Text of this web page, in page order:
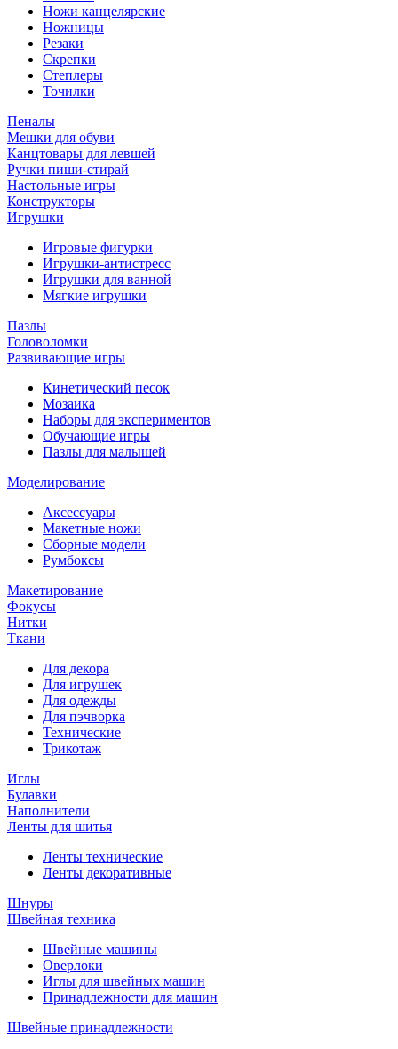
Ножи канцелярские
Ножницы
Резаки
Скрепки
Степлеры
Точилки
Пеналы
Мешки для обуви
Канцтовары для левшей
Ручки пиши-стирай
Настольные игры
Конструкторы
Игрушки
Игровые фигурки
Игрушки-антистресс
Игрушки для ванной
Мягкие игрушки
Пазлы
Головоломки
Развивающие игры
Кинетический песок
Мозаика
Наборы для экспериментов
Обучающие игры
Пазлы для малышей
Моделирование
Аксессуары
Макетные ножи
Сборные модели
Румбоксы
Макетирование
Фокусы
Нитки
Ткани
Для декора
Для игрушек
Для одежды
Для пэчворка
Технические
Трикотаж
Иглы
Булавки
Наполнители
Ленты для шитья
Ленты технические
Ленты декоративные
Шнуры
Швейная техника
Швейные машины
Оверлоки
Иглы для швейных машин
Принадлежности для машин
Швейные принадлежности